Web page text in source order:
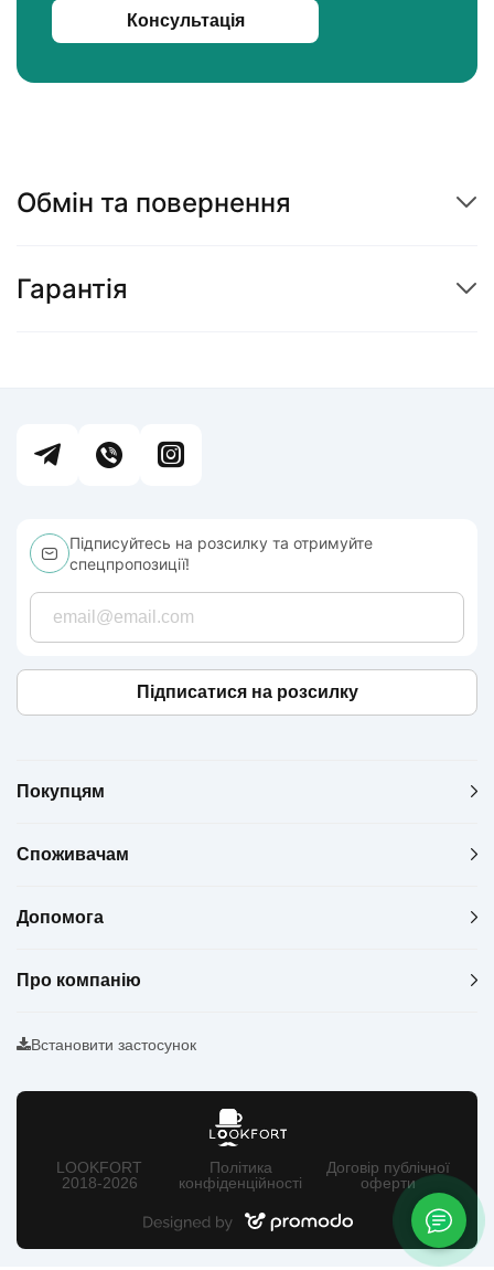
Консультація
Обмін та повернення
Гарантія
Підписуйтесь на розсилку та отримуйте
спецпропозиції!
Підписатися на розсилку
Покупцям
Споживачам
Допомога
Про компанію
Встановити застосунок
LOOKFORT
2018-2026
Політика
конфіденційності
Договір публічної
оферти